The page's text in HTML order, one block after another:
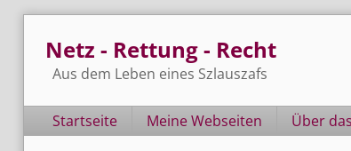
Netz - Rettung - Recht
Aus dem Leben eines Szlauszafs
Navigation
Startseite Meine Webseiten Über